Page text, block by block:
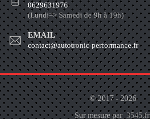
0629631976
(Lundi=> Samedi de 9h à 19h)
EMAIL
contact@autotronic-performance.fr
© 2017 - 2026
Sur mesure par 3545.fr